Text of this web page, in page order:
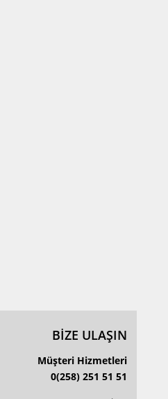
BİZE ULAŞIN
Müşteri Hizmetleri
0(258) 251 51 51